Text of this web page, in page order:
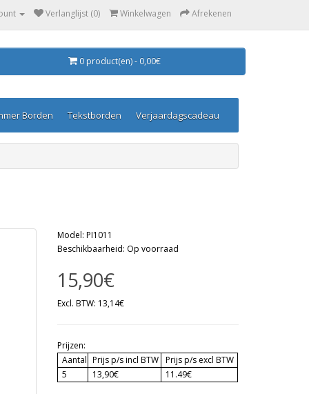
Verlanglijst (0) Winkelwagen Afrekenen
0 product(en) - 0,00€
Borden Tekstborden Verjaardagscadeau
Model: PI1011
Beschikbaarheid: Op voorraad
15,90€
Excl. BTW: 13,14€
Prijzen:
Aantal Prijs p/s incl BTW Prijs p/s excl BTW
5
13,90€ 11.49€